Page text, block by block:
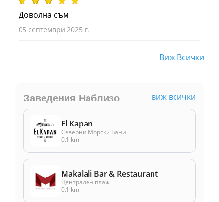
Доволна съм
05 септември 2025 г.
Виж Всички
Заведения Наблизо виж всички
El Kapan
Северни Морски Бани
0.1 km
Makalali Bar & Restaurant
Централен плаж
0.1 km